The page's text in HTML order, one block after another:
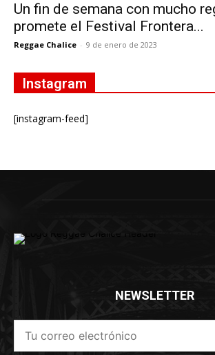
Un fin de semana con mucho
promete el Festival Frontera...
Reggae Chalice - 9 de enero de 2023
Instagram
[instagram-feed]
NEWSLETTER